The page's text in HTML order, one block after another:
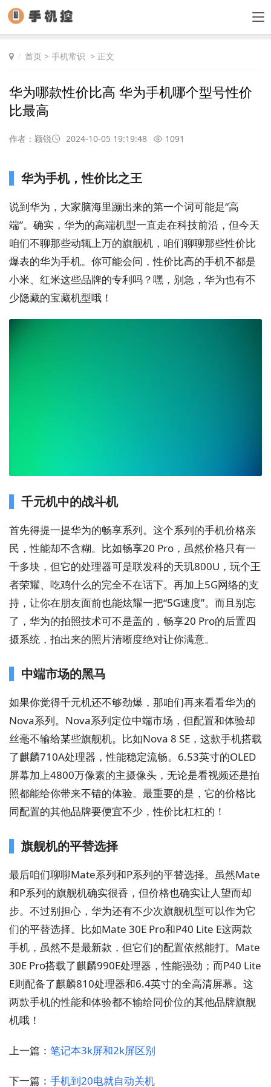
首页 > 手机常识 > 正文
华为哪款性价比高 华为手机哪个型号性价
比最高
作者：颖锐 2024-10-05 19:19:48 1091
华为手机，性价比之王
说到华为，大家脑海里蹦出来的第一个词可能是“高
端”。确实，华为的高端机型一直走在科技前沿，但今天
咱们不聊那些动辄上万的旗舰机，咱们聊聊那些性价比
爆表的华为手机。你可能会问，性价比高的手机不都是
小米、红米这些品牌的专利吗？嘿，别急，华为也有不
少隐藏的宝藏机型哦！
千元机中的战斗机
首先得提一提华为的畅享系列。这个系列的手机价格亲
民，性能却不含糊。比如畅享20 Pro，虽然价格只有一
千多块，但它的处理器可是联发科的天玑800U，玩个王
者荣耀、吃鸡什么的完全不在话下。再加上5G网络的支
持，让你在朋友面前也能炫耀一把“5G速度”。而且别忘
了，华为的拍照技术可不是盖的，畅享20 Pro的后置四
摄系统，拍出来的照片清晰度绝对让你满意。
中端市场的黑马
如果你觉得千元机还不够劲爆，那咱们再来看看华为的
Nova系列。Nova系列定位中端市场，但配置和体验却
丝毫不输给某些旗舰机。比如Nova 8 SE，这款手机搭载
了麒麟710A处理器，性能稳定流畅。6.53英寸的OLED
屏幕加上4800万像素的主摄像头，无论是看视频还是拍
照都能给你带来不错的体验。最重要的是，它的价格比
同配置的其他品牌要便宜不少，性价比杠杠的！
旗舰机的平替选择
最后咱们聊聊Mate系列和P系列的平替选择。虽然Mate
和P系列的旗舰机确实很香，但价格也确实让人望而却
步。不过别担心，华为还有不少次旗舰机型可以作为它
们的平替选择。比如Mate 30E Pro和P40 Lite E这两款
手机，虽然不是最新款，但它们的配置依然能打。Mate
30E Pro搭载了麒麟990E处理器，性能强劲；而P40 Lite
E则配备了麒麟810处理器和6.4英寸的全高清屏幕。这
两款手机的性能和体验都不输给同价位的其他品牌旗舰
机哦！
上一篇： 笔记本3k屏和2k屏区别
下一篇： 手机到20电就自动关机